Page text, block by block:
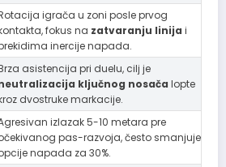
igrača u zoni posle prvog
fokus na zatvaranju linija i
inercije napada.
asistencija pri duelu, cilj je
ključnog nosača lopte
dvostruke markacije.
izlazak 5-10 metara pre
pas-razvoja, često smanjuje
napada za 30%.